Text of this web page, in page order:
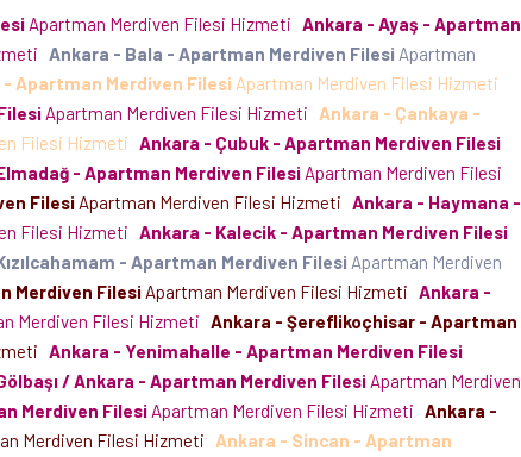
Apartman Merdiven Filesi Hizmeti Ankara - Ayaş - Apartman
Ankara - Bala - Apartman Merdiven Filesi Apartman
- Apartman Merdiven Filesi Apartman Merdiven Filesi Hizmeti
Apartman Merdiven Filesi Hizmeti
Ankara - Çankaya -
Filesi Hizmeti Ankara - Çubuk - Apartman Merdiven Filesi
- Apartman Merdiven Filesi Apartman Merdiven Filesi
Filesi Apartman Merdiven Filesi Hizmeti Ankara - Haymana -
Filesi Hizmeti Ankara - Kalecik - Apartman Merdiven Filesi
- Apartman Merdiven Filesi Apartman Merdiven
Merdiven Filesi Apartman Merdiven Filesi Hizmeti Ankara -
Merdiven Filesi Hizmeti Ankara - Şereflikoçhisar - Apartman
Ankara - Yenimahalle - Apartman Merdiven Filesi
/ Ankara - Apartman Merdiven Filesi Apartman Merdiven
Merdiven Filesi Apartman Merdiven Filesi Hizmeti Ankara -
Merdiven Filesi Hizmeti
Ankara - Sincan - Apartman